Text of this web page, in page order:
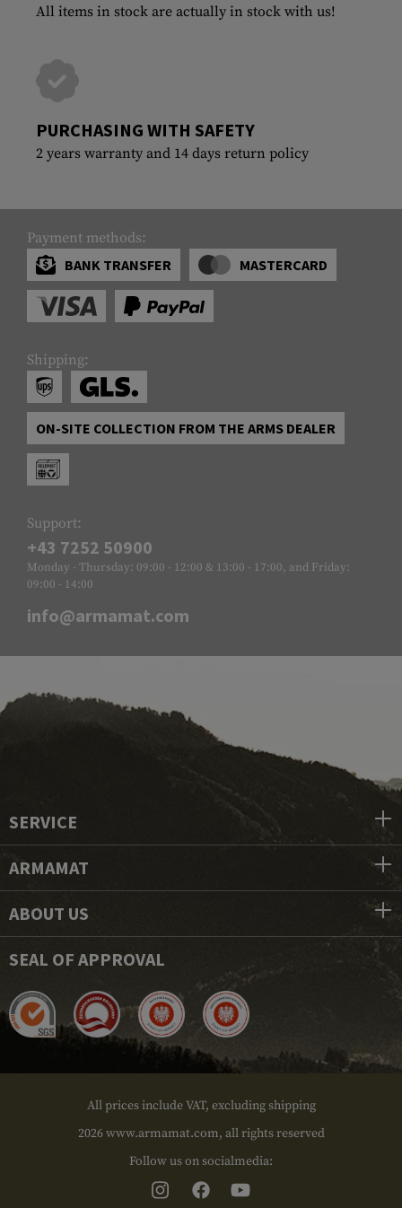
All items in stock are actually in stock with us!
PURCHASING WITH SAFETY
2 years warranty and 14 days return policy
Payment methods:
BANK TRANSFER
MASTERCARD
Shipping:
ON-SITE COLLECTION FROM THE ARMS DEALER
Support:
+43 7252 50900
Monday - Thursday: 09:00 - 12:00 & 13:00 - 17:00, and Friday:
09:00 - 14:00
info@armamat.com
SERVICE
ARMAMAT
ABOUT US
SEAL OF APPROVAL
All prices include VAT, excluding shipping
2026 www.armamat.com, all rights reserved
Follow us on socialmedia: